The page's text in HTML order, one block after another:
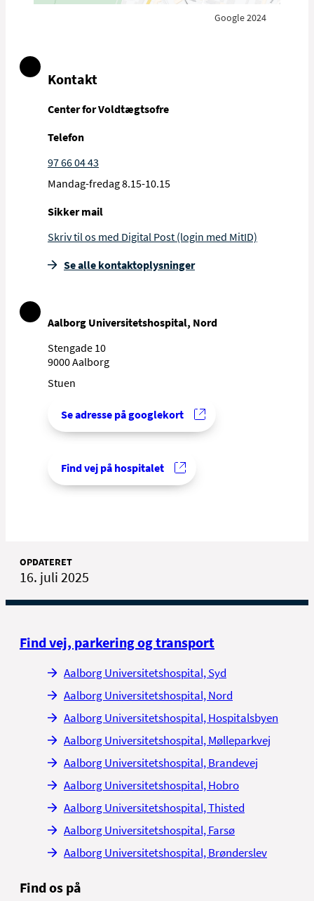
andre patienter kommer til skade eller får
hvordan du rapporterer dem.
Læs mere om utilsigtede hændelser og
hvordan du rapporterer dem (rn.dk)
Google 2024
Kontakt
Center for Voldtægtsofre
Telefon
97 66 04 43
Mandag-fredag 8.15-10.15
Sikker mail
Skriv til os med Digital Post (login med MitID)
Se alle kontakt­oplysninger
Aalborg Universitetshospital, Nord
Stengade 10
9000 Aalborg
Stuen
Se adresse på googlekort
Find vej på hospitalet
OPDATERET
16. juli 2025
Find vej, parkering og transport
Aalborg Universitetshospital, Syd
Aalborg Universitetshospital, Nord
Aalborg Universitetshospital, Hospitalsbyen
Aalborg Universitetshospital, Mølleparkvej
Aalborg Universitetshospital, Brandevej
Aalborg Universitetshospital, Hobro
Aalborg Universitetshospital, Thisted
Aalborg Universitetshospital, Farsø
Aalborg Universitetshospital, Brønderslev
Find os på